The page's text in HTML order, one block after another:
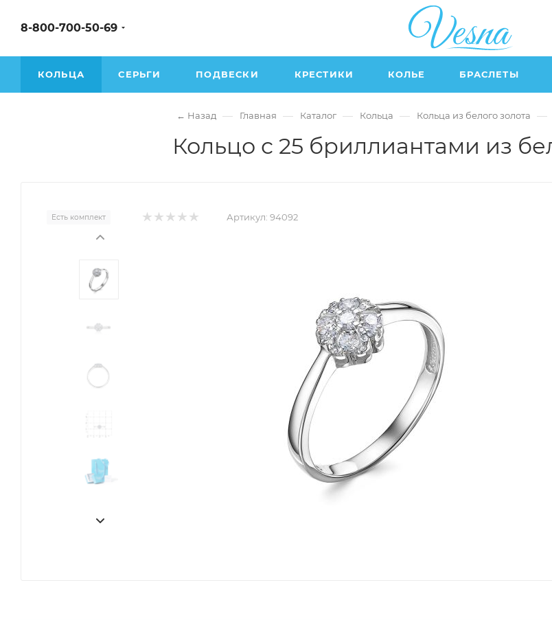
8-800-700-50-69
КОЛЬЦА СЕРЬГИ ПОДВЕСКИ КРЕСТИКИ КОЛЬЕ БРАСЛЕТЫ
← Назад — Главная — Каталог — Кольца — Кольца из белого золота —
Кольцо с 25 бриллиантами из
Есть комплект Артикул: 94092